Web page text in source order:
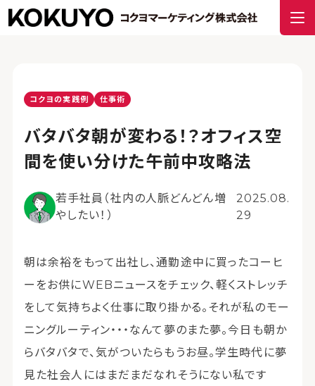
コクヨの実践例 仕事術
バタバタ朝が変わる！？オフィス空
間を使い分けた午前中攻略法
若手社員（社内の人脈どんどん増
やしたい！）
2025.08.
29
朝は余裕をもって出社し、通勤途中に買ったコーヒ
ーをお供にWEBニュースをチェック、軽くストレッチ
をして気持ちよく仕事に取り掛かる。それが私のモー
ニングルーティン・・・なんて夢のまた夢。今日も朝か
らバタバタで、気がついたらもうお昼。学生時代に夢
見た社会人にはまだまだなれそうにない私です